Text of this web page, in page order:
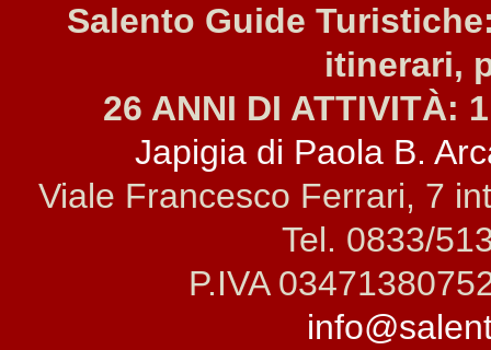
Salento Guide
itinerari,
26 ANNI DI ATTIVITÀ:
Japigia di Paola B.
Viale Francesco Ferrari, 7
Tel. 0833/
P.IVA